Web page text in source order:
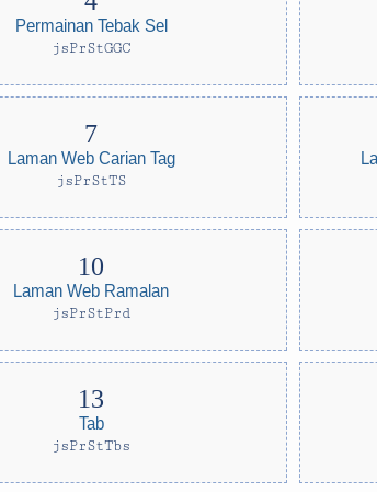
Permainan Tebak Sel
jsPrStGGC
Laman Web Carian Tag
jsPrStTS
Laman Web Ramalan
jsPrStPrd
Tab
jsPrStTbs